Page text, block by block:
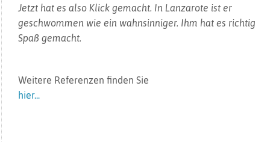
Jetzt hat es also Klick gemacht. In Lanzarote ist er
geschwommen wie ein wahnsinniger. Ihm hat es richtig
Spaß gemacht.
Weitere Referenzen finden Sie
hier...